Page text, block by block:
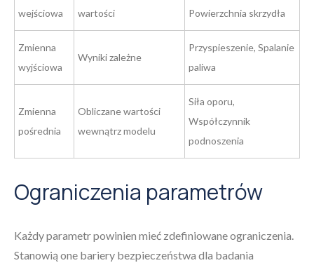
wejściowa
wartości
Powierzchnia skrzydła
Zmienna
wyjściowa
Wyniki zależne
Przyspieszenie, Spalanie
paliwa
Zmienna
pośrednia
Obliczane wartości
wewnątrz modelu
Siła oporu,
Współczynnik
podnoszenia
Ograniczenia parametrów
Każdy parametr powinien mieć zdefiniowane ograniczenia.
Stanowią one bariery bezpieczeństwa dla badania